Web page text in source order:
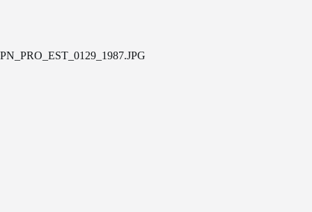
PN_PRO_EST_0129_1987.JPG